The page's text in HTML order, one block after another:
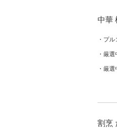
中華
プル
厳選
厳選
割烹